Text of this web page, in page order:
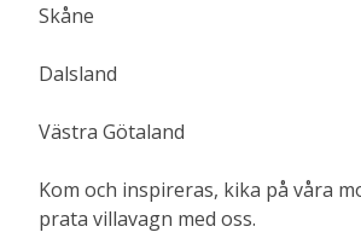
Skåne
Dalsland
Västra Götaland
Kom och inspireras, kika på våra
prata villavagn med oss.